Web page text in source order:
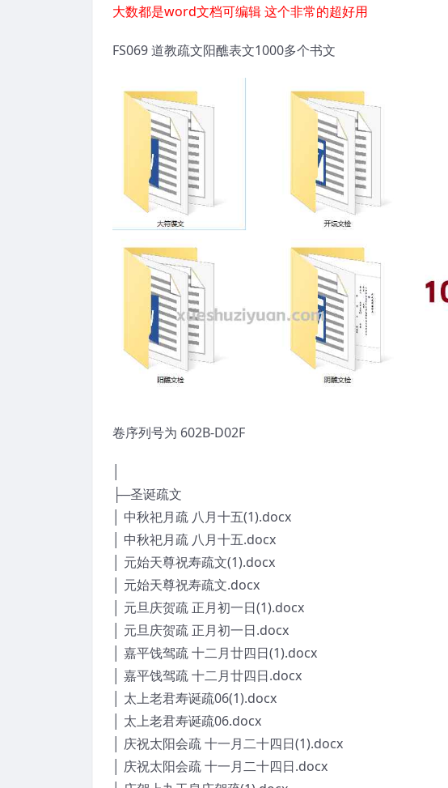
大数都是word文档可编辑 这个非常的超好用
FS069 道教疏文阳醮表文1000多个书文
卷序列号为 602B-D02F
├─圣诞疏文
│ 中秋祀月疏 八月十五(1).docx
│ 中秋祀月疏 八月十五.docx
│ 元始天尊祝寿疏文(1).docx
│ 元始天尊祝寿疏文.docx
│ 元旦庆贺疏 正月初一日(1).docx
│ 元旦庆贺疏 正月初一日.docx
│ 嘉平饯驾疏 十二月廿四日(1).docx
│ 嘉平饯驾疏 十二月廿四日.docx
│ 太上老君寿诞疏06(1).docx
│ 太上老君寿诞疏06.docx
│ 庆祝太阳会疏 十一月二十四日(1).docx
│ 庆祝太阳会疏 十一月二十四日.docx